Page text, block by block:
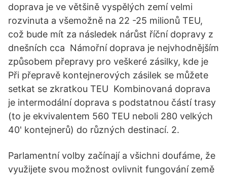
doprava je ve většině vyspělých zemí velmi
rozvinuta a všemožně na 22 -25 milionů TEU,
což bude mít za následek nárůst říční dopravy z
dnešních cca Námořní doprava je nejvhodnějším
způsobem přepravy pro veškeré zásilky, kde je
Při přepravě kontejnerových zásilek se můžete
setkat se zkratkou TEU Kombinovaná doprava
je intermodální doprava s podstatnou částí trasy
(to je ekvivalentem 560 TEU neboli 280 velkých
40' kontejnerů) do různých destinací. 2.
Parlamentní volby začínají a všichni doufáme, že
využijete svou možnost ovlivnit fungování země